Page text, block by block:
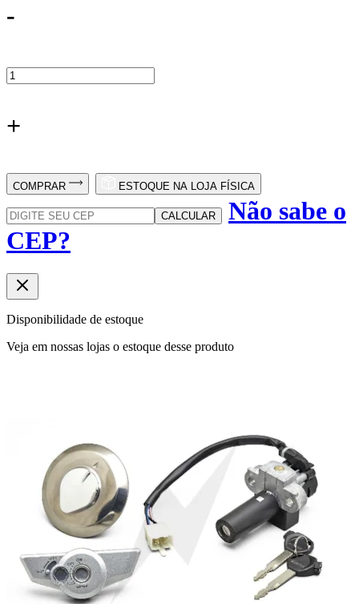
-
+
COMPRAR ESTOQUE NA LOJA FÍSICA
CALCULAR
Não sabe o
CEP?
Disponibilidade de estoque
Veja em nossas lojas o estoque desse produto